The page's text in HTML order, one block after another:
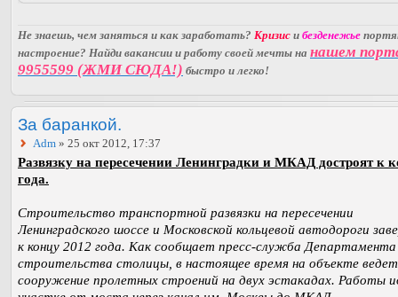
Не знаешь, чем заняться и как заработать? Кризис и безденежье
настроение? Найди вакансии и работу своей мечты на нашем
9955599 (ЖМИ СЮДА!) быстро и легко!
За баранкой.
Adm » 25 окт 2012, 17:37
Развязку на пересечении Ленинградки и МКАД достроят к
года.
Строительство транспортной развязки на пересечении
Ленинградского шоссе и Московской кольцевой автодороги
к концу 2012 года. Как сообщает пресс-служба Департамента
строительства столицы, в настоящее время на объекте
сооружение пролетных строений на двух эстакадах. Работы